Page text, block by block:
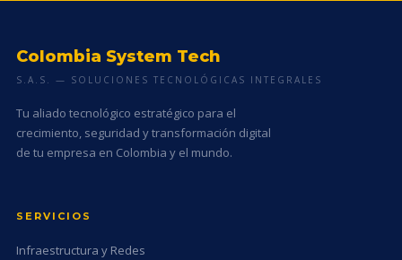
Colombia System Tech
S.A.S. — SOLUCIONES TECNOLÓGICAS INTEGRALES
Tu aliado tecnológico estratégico para el
crecimiento, seguridad y transformación digital
de tu empresa en Colombia y el mundo.
SERVICIOS
Infraestructura y Redes